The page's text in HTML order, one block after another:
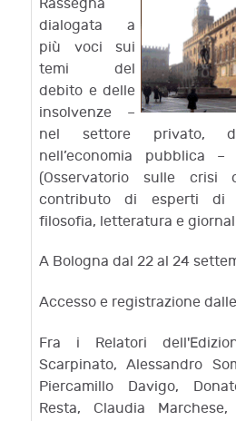
Rassegna
dialogata a
più voci sui
temi del
debito e delle
insolvenze –
nel settore privato,
nell’economia pubblica –
(Osservatorio sulle crisi
contributo di esperti di
filosofia, letteratura e
A Bologna dal 22 al 24
Accesso e registrazione
Fra i Relatori
Scarpinato, Alessandro
Piercamillo Davigo,
Resta, Claudia